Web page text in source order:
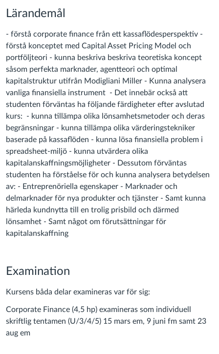
Lärandemål
- förstå corporate finance från ett kassaflödesperspektiv -
förstå konceptet med Capital Asset Pricing Model och
portföljteori - kunna beskriva beskriva teoretiska koncept
såsom perfekta marknader, agentteori och optimal
kapitalstruktur utifrån Modigliani Miller - Kunna analysera
vanliga finansiella instrument - Det innebär också att
studenten förväntas ha följande färdigheter efter avslutad
kurs: - kunna tillämpa olika lönsamhetsmetoder och deras
begränsningar - kunna tillämpa olika värderingstekniker
baserade på kassaflöden - kunna lösa finansiella problem i
spreadsheet-miljö - kunna utvärdera olika
kapitalanskaffningsmöjligheter - Dessutom förväntas
studenten ha förståelse för och kunna analysera betydelsen
av: - Entreprenöriella egenskaper - Marknader och
delmarknader för nya produkter och tjänster - Samt kunna
härleda kundnytta till en trolig prisbild och därmed
lönsamhet - Samt något om förutsättningar för
kapitalanskaffning
Examination
Kursens båda delar examineras var för sig:
Corporate Finance (4,5 hp) examineras som individuell
skriftlig tentamen (U/3/4/5) 15 mars em, 9 juni fm samt 23
aug em